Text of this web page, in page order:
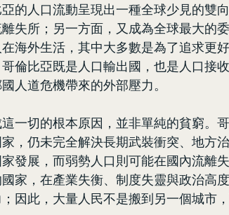
的人口流動呈現出一種全球少見的雙
失所；另一方面，又成為全球最大的
海外生活，其中大多數是為了追求更
倫比亞既是人口輸出國，也是人口接
人道危機帶來的外部壓力。
一切的根本原因，並非單純的貧窮。
，仍未完全解決長期武裝衝突、地方
發展，而弱勢人口則可能在國內流離
家，在產業失衡、制度失靈與政治高
因此，大量人民不是搬到另一個城市